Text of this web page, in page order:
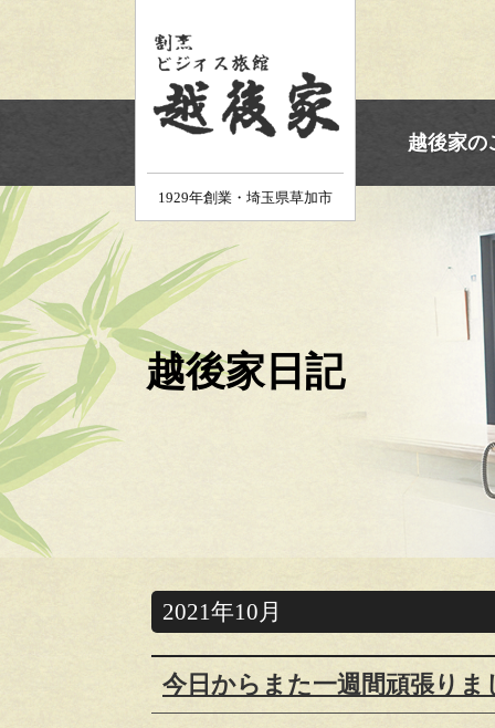
1929年創業・埼玉県草加市
越後家の
越後家日記
2021年10月
今日からまた一週間頑張りま